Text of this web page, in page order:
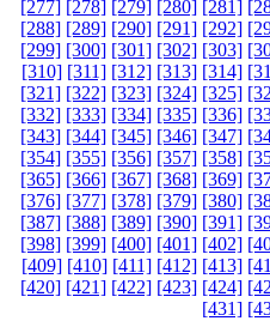
[277] [278] [279] [280] [281]
[288] [289] [290] [291] [292]
[299] [300] [301] [302] [303]
[310] [311] [312] [313] [314]
[321] [322] [323] [324] [325]
[332] [333] [334] [335] [336]
[343] [344] [345] [346] [347]
[354] [355] [356] [357] [358]
[365] [366] [367] [368] [369]
[376] [377] [378] [379] [380]
[387] [388] [389] [390] [391]
[398] [399] [400] [401] [402]
[409] [410] [411] [412] [413]
[420] [421] [422] [423] [424]
[431]